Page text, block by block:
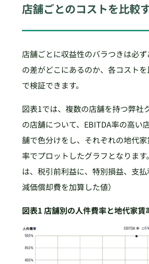
店舗ごとのコストを比較
店舗ごとに収益性のバラつきは必ず
の差がどこにあるのか、各コスト
で検証できます。
図表1では、複数の店舗を持つ弊社
の店舗について、EBITDA率の高い
舗で色分けをし、それぞれの地代
率でプロットしたグラフとなります
は、税引前利益に、特別損益、支
減価償却費を加算した値）
図表1 店舗別の人件費率と地代家賃